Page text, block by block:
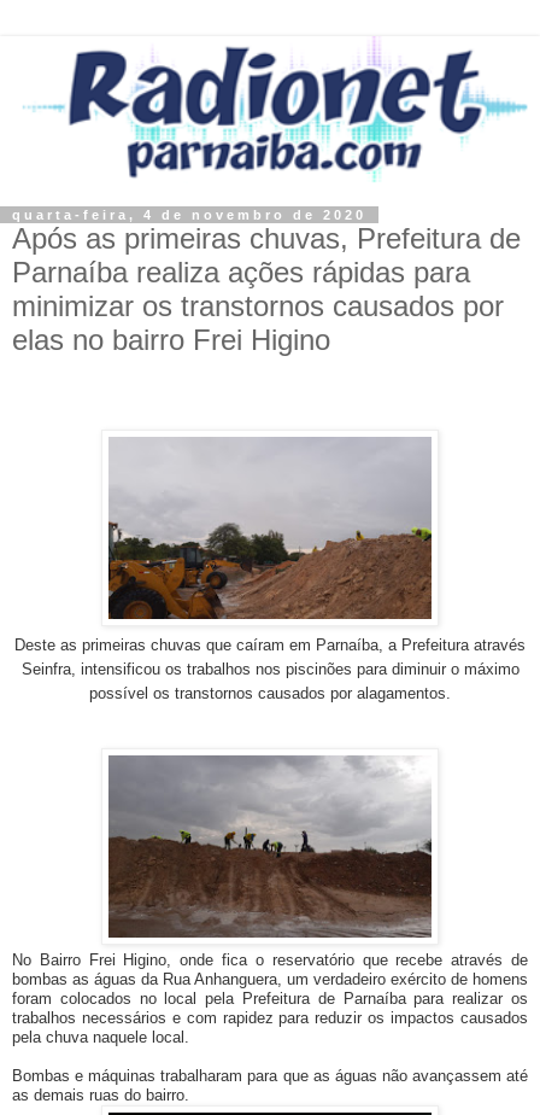
quarta-feira, 4 de novembro de 2020
Após as primeiras chuvas, Prefeitura de
Parnaíba realiza ações rápidas para
minimizar os transtornos causados por
elas no bairro Frei Higino
Deste as primeiras chuvas que caíram em Parnaíba, a Prefeitura através
Seinfra, intensificou os trabalhos nos piscinões para diminuir o máximo
possível os transtornos causados por alagamentos.
No Bairro Frei Higino, onde fica o reservatório que recebe através de
bombas as águas da Rua Anhanguera, um verdadeiro exército de homens
foram colocados no local pela Prefeitura de Parnaíba para realizar os
trabalhos necessários e com rapidez para reduzir os impactos causados
pela chuva naquele local.
Bombas e máquinas trabalharam para que as águas não avançassem até
as demais ruas do bairro.